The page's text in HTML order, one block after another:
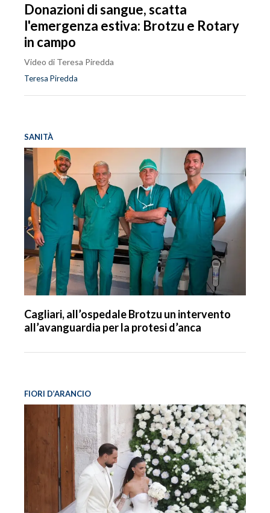
Donazioni di sangue, scatta
l'emergenza estiva: Brotzu e Rotary
in campo
Video di Teresa Piredda
Teresa Piredda
SANITÀ
Cagliari, all’ospedale Brotzu un intervento
all’avanguardia per la protesi d’anca
FIORI D’ARANCIO